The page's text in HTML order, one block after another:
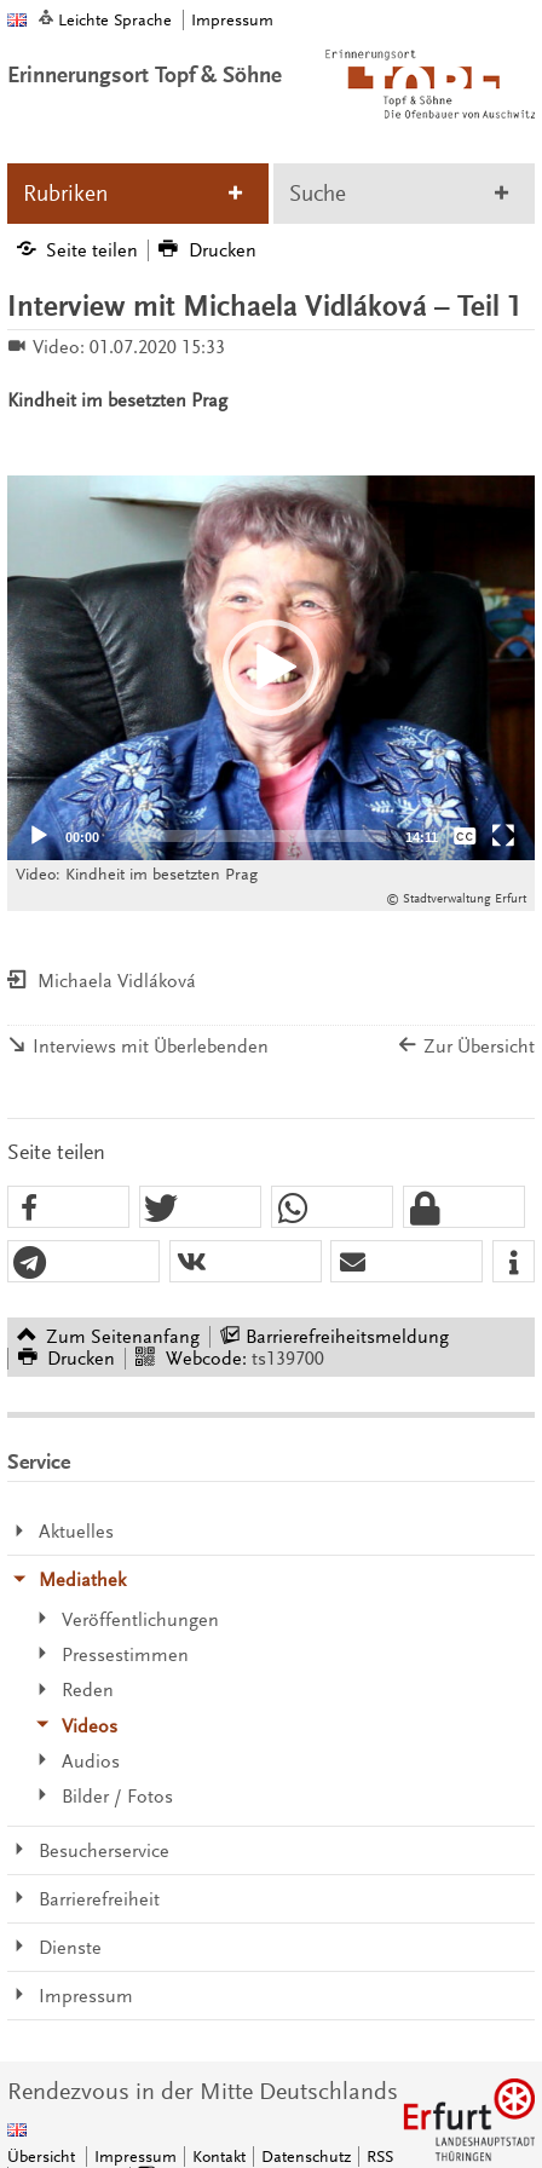
Leichte Sprache Impressum
Erinnerungsort Topf & Söhne
Rubriken Suche
Seite teilen Drucken
Interview mit Michaela Vidláková – Teil 1
Video: 01.07.2020 15:33
Kindheit im besetzten Prag
00:00 14:11
None
Deutsch
Video: Kindheit im besetzten Prag
© Stadtverwaltung Erfurt
Michaela Vidláková
Interviews mit Überlebenden Zur Übersicht
Seite teilen
Zum Seitenanfang
Barrierefreiheitsmeldung
Drucken
Webcode: ts139700
Service
Aktuelles
Mediathek
Veröffentlichungen
Pressestimmen
Reden
Videos
Audios
Bilder / Fotos
Besucherservice
Barrierefreiheit
Dienste
Impressum
Rendezvous in der Mitte Deutschlands
Übersicht Impressum Kontakt Datenschutz
RSS